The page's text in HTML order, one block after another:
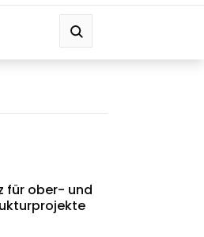
für ober- und